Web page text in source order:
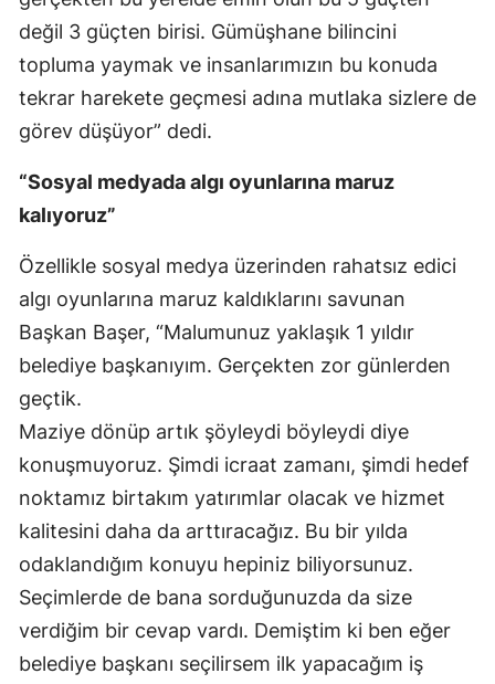
Samsun
Sivas
Tokat
Trabzon
Tunceli
Uşak
Van
Yozgat
Zonguldak
Aksaray
Bayburt
değil 3 güçten birisi. Gümüşhane bilincini
topluma yaymak ve insanlarımızın bu konuda
tekrar harekete geçmesi adına mutlaka sizlere de
görev düşüyor” dedi.
“Sosyal medyada algı oyunlarına maruz
kalıyoruz”
Özellikle sosyal medya üzerinden rahatsız edici
algı oyunlarına maruz kaldıklarını savunan
Başkan Başer, “Malumunuz yaklaşık 1 yıldır
belediye başkanıyım. Gerçekten zor günlerden
geçtik.
Maziye dönüp artık şöyleydi böyleydi diye
konuşmuyoruz. Şimdi icraat zamanı, şimdi hedef
noktamız birtakım yatırımlar olacak ve hizmet
kalitesini daha da arttıracağız. Bu bir yılda
odaklandığım konuyu hepiniz biliyorsunuz.
Seçimlerde de bana sorduğunuzda da size
verdiğim bir cevap vardı. Demiştim ki ben eğer
belediye başkanı seçilirsem ilk yapacağım iş